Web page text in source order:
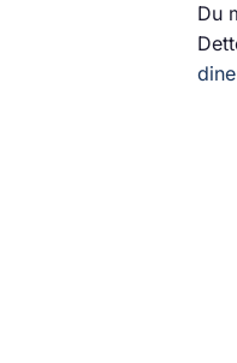
Du